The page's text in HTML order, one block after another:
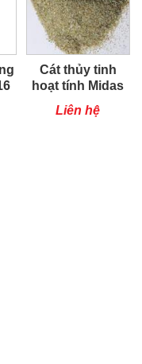
Cát thủy tinh
hoạt tính Midas
Liên hệ